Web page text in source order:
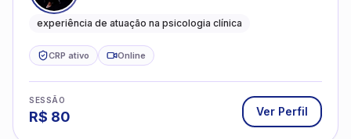
catastróficos e comportamentos
experiência de atuação na psicologia clínica
CRP ativo Online
SESSÃO
R$ 80 Ver Perfil